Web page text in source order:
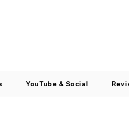
YouTube & Social